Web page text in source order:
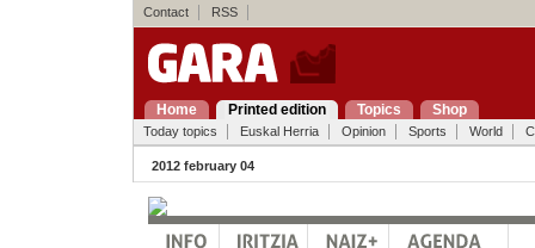
Contact RSS
Home Printed edition Topics Shop
Today topics Euskal Herria Opinion Sports World
2012 february 04